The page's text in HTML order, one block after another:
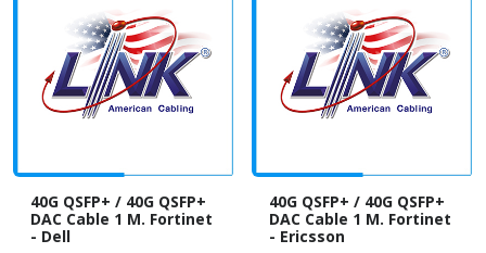
40G QSFP+ / 40G QSFP+
DAC Cable 1 M. Fortinet
- Dell
40G QSFP+ / 40G QSFP+
DAC Cable 1 M. Fortinet
- Ericsson